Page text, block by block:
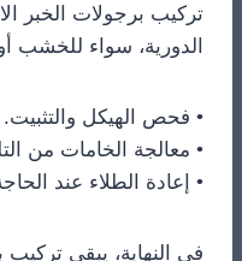
تركيب برجولات الخبر
الدورية، سواء للخشب
• فحص الهيكل والتثبيت.
• معالجة الخامات من
• إعادة الطلاء عند
في النهاية، يبقى تركيب